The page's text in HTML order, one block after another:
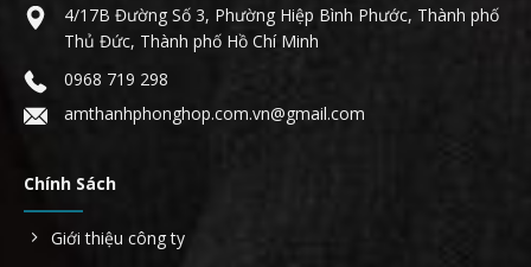
4/17B Đường Số 3, Phường Hiệp Bình Phước, Thành phố
Thủ Đức, Thành phố Hồ Chí Minh
0968 719 298
amthanhphonghop.com.vn@gmail.com
Chính Sách
Giới thiệu công ty